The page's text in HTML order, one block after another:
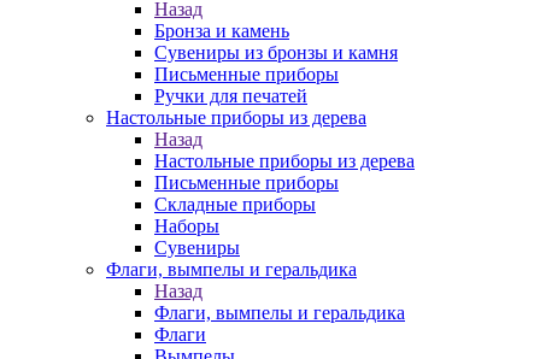
Назад
Бронза и камень
Сувениры из бронзы и камня
Письменные приборы
Ручки для печатей
Настольные приборы из дерева
Назад
Настольные приборы из дерева
Письменные приборы
Складные приборы
Наборы
Сувениры
Флаги, вымпелы и геральдика
Назад
Флаги, вымпелы и геральдика
Флаги